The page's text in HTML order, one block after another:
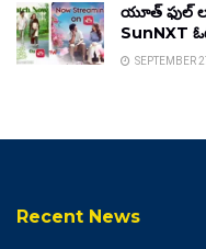
యూత్ ఫుల్
SunNXT
SEPTEMBER
Recent News